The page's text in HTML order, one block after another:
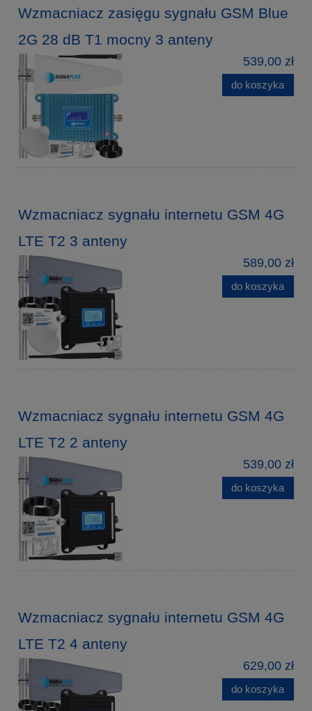
Wzmacniacz zasięgu sygnału GSM Blue
2G 28 dB T1 mocny 3 anteny
539,00 zł
do koszyka
Wzmacniacz sygnału internetu GSM 4G
LTE T2 3 anteny
589,00 zł
do koszyka
Wzmacniacz sygnału internetu GSM 4G
LTE T2 2 anteny
539,00 zł
do koszyka
Wzmacniacz sygnału internetu GSM 4G
LTE T2 4 anteny
629,00 zł
do koszyka